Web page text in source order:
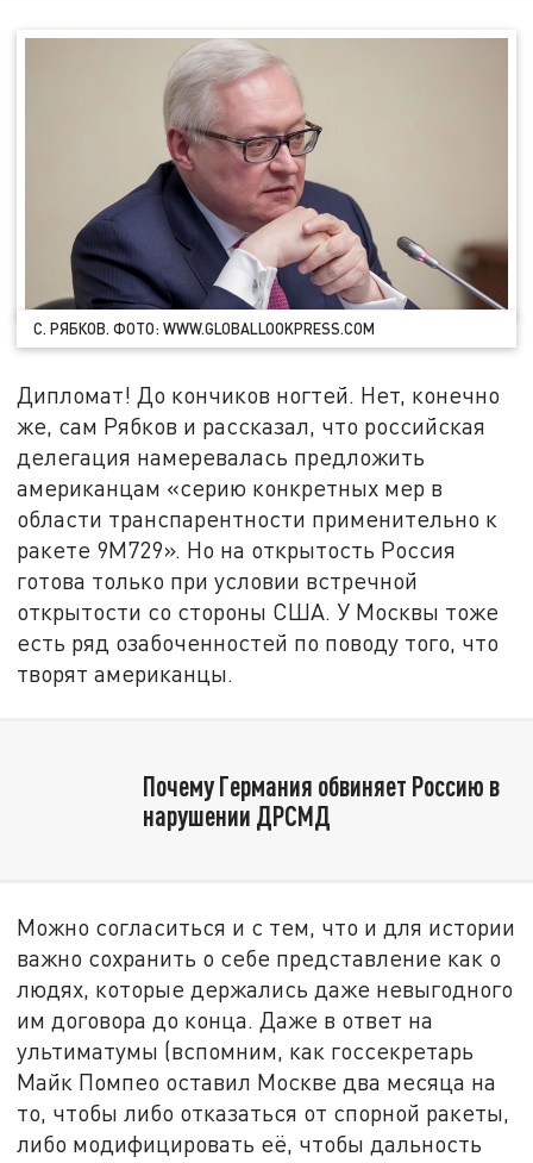
С. РЯБКОВ. ФОТО: WWW.GLOBALLOOKPRESS.COM
Дипломат! До кончиков ногтей. Нет, конечно
же, сам Рябков и рассказал, что российская
делегация намеревалась предложить
американцам «серию конкретных мер в
области транспарентности применительно к
ракете 9М729». Но на открытость Россия
готова только при условии встречной
открытости со стороны США. У Москвы тоже
есть ряд озабоченностей по поводу того, что
творят американцы.
Почему Германия обвиняет Россию в
нарушении ДРСМД
Можно согласиться и с тем, что и для истории
важно сохранить о себе представление как о
людях, которые держались даже невыгодного
им договора до конца. Даже в ответ на
ультиматумы (вспомним, как госсекретарь
Майк Помпео оставил Москве два месяца на
то, чтобы либо отказаться от спорной ракеты,
либо модифицировать её, чтобы дальность